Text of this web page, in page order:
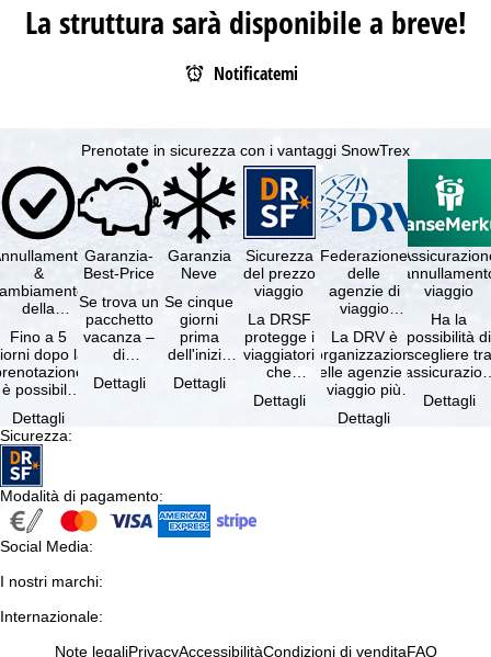
La struttura sarà disponibile a breve!
Notificatemi
Prenotate in sicurezza con i vantaggi SnowTrex
&
della
gratuiti
Fino a 5
dopo la
è possibile
il …
Dettagli
Garanzia-
Best-Price
Se trova un
pacchetto
vacanza –
di
e servizi
Dettagli
Garanzia
Neve
Se cinque
giorni
prima
dell'inizio
soggiorno
Dettagli
Sicurezza
del prezzo
viaggio
La DRSF
protegge i
viaggiatori
che
un
Dettagli
Federazione
delle
agenzie di
viaggio
La DRV è
l'organizzazione
delle agenzie di
viaggio più
Germania.
Dettagli
viaggio
Ha la
possibilità di
scegliere tra
viaggio
Dettagli
Sicurezza:
Modalità di pagamento:
Social Media:
I nostri marchi:
Internazionale:
Note legaliPrivacyAccessibilitàCondizioni di venditaFAQ